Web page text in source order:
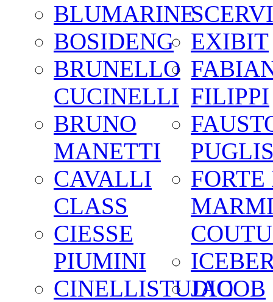
BLUMARINE
BOSIDENG
BRUNELLO
CUCINELLI
BRUNO
MANETTI
CAVALLI
CLASS
CIESSE
PIUMINI
CINELLISTUDIO
EXIBIT
FILIPPI
FORTE
JACOB